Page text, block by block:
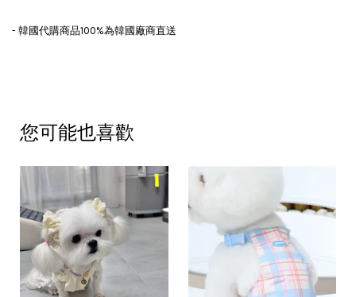
- 韓國代購商品100%為韓國廠商直送
您可能也喜歡